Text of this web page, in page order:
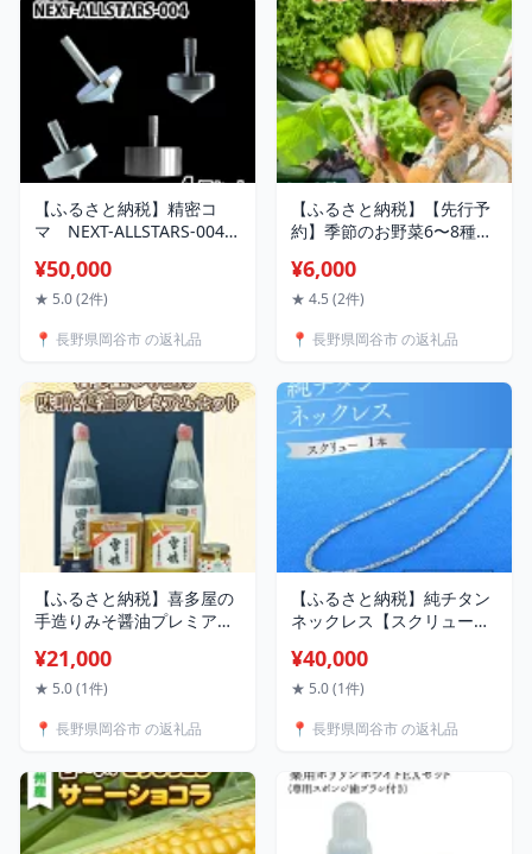
ローション 育毛ケア 育毛
剤 育毛剤
【ふるさと納税】精密コ
マ NEXT-ALLSTARS-004 |
人向け 高品質
¥50,000
★ 5.0 (2件)
📍 長野県岡谷市 の返礼品
【ふるさと納税】【先行予
約】季節のお野菜6〜8種セ
詰め合わせ 野菜セット 旬
新鮮 産地直送 とうもろこ
ス トマト 里芋 野沢菜 サツ
カブ 玉ねぎ ほうれん草 春
野菜 夏野菜 秋野菜 冬野菜
¥6,000
★ 4.5 (2件)
📍 長野県岡谷市 の返礼品
【ふるさと納税】喜多屋の
手造りみそ醤油プレミアム
へ? 国産 調味料 みそ 900g
セット ミソ 雪娘 信州 長野
手作り味噌 食品 発酵 しょ
1.4L 加工食品
¥21,000
★ 5.0 (1件)
📍 長野県岡谷市 の返礼品
【ふるさと納税】純チタン
ネックレス【スクリュー】
ャレ キレイ 上品
¥40,000
★ 5.0 (1件)
📍 長野県岡谷市 の返礼品